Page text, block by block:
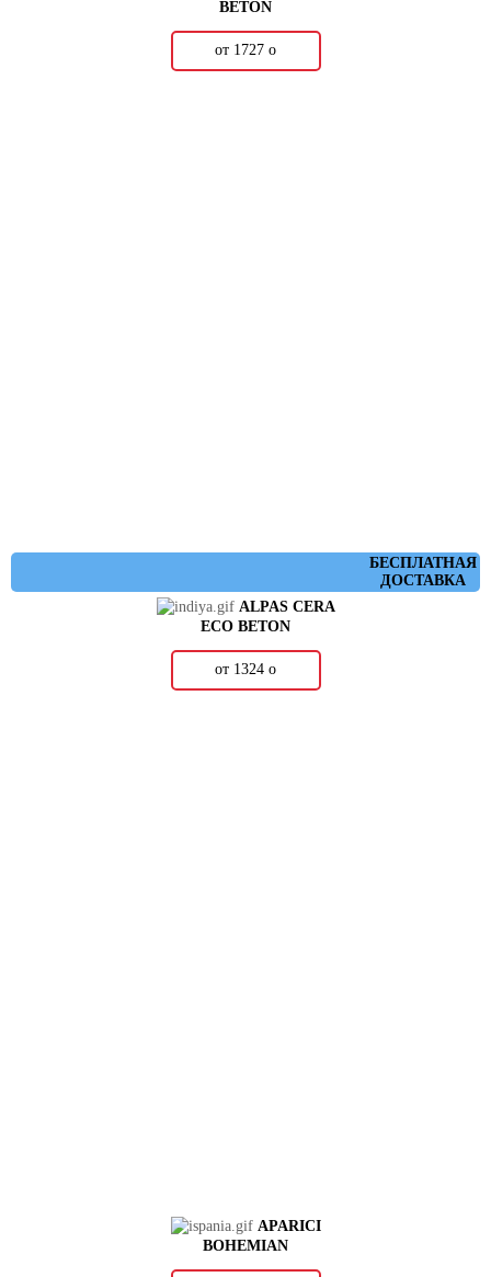
BETON
от 1727 о
БЕСПЛАТНАЯ
ДОСТАВКА
ALPAS CERA
ECO BETON
от 1324 о
APARICI
BOHEMIAN